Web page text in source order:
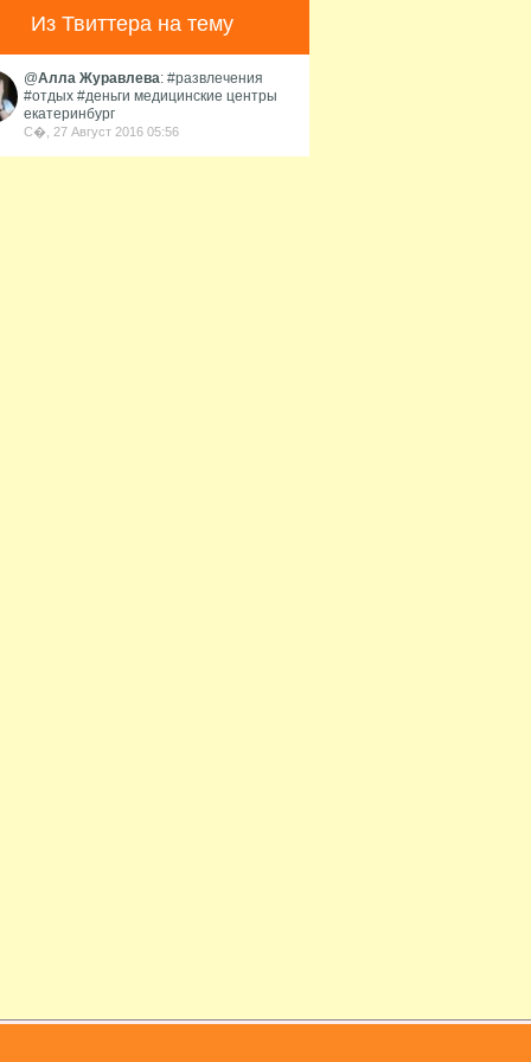
России...
Из Твиттера на тему
@Алла Журавлева: #развлечения
#отдых #деньги медицинские центры
екатеринбург
С�, 27 Август 2016 05:56